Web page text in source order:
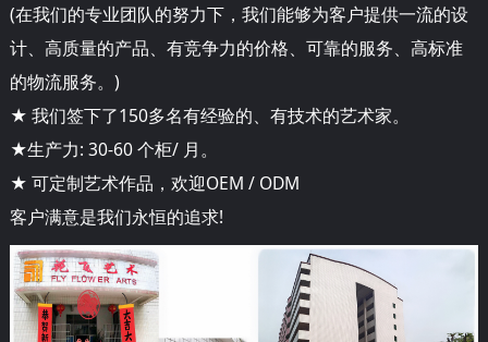
(在我们的专业团队的努力下，我们能够为客户提供一流的设
计、高质量的产品、有竞争力的价格、可靠的服务、高标准
的物流服务。)
★ 我们签下了150多名有经验的、有技术的艺术家。
★生产力: 30-60 个柜/ 月。
★ 可定制艺术作品，欢迎OEM / ODM
客户满意是我们永恒的追求!